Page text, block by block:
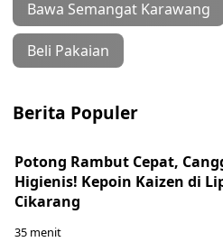
Bawa Semangat Karawang
Beli Pakaian
Berita Populer
Potong Rambut Cepat,
Higienis! Kepoin Kaizen di
Cikarang
35 menit